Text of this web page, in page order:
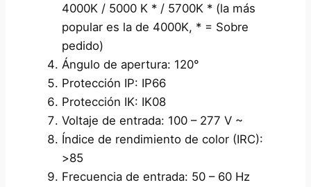
4000K / 5000 K * / 5700K * (la más
popular es la de 4000K, * = Sobre
pedido)
Ángulo de apertura: 120°
Protección IP: IP66
Protección IK: IK08
Voltaje de entrada: 100 – 277 V ~
Índice de rendimiento de color (IRC):
>85
Frecuencia de entrada: 50 – 60 Hz